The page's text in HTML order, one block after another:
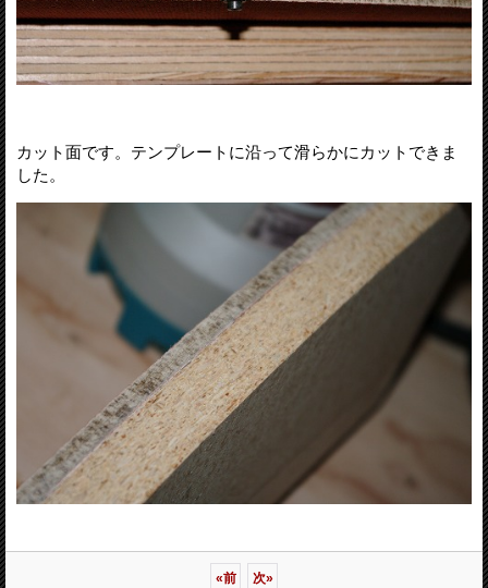
カット面です。テンプレートに沿って滑らかにカットできま
した。
«前 次»